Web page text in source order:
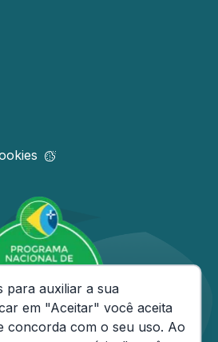
Consentimento de Cookies
para auxiliar a sua
em "Aceitar" você aceita
concorda com o seu uso. Ao